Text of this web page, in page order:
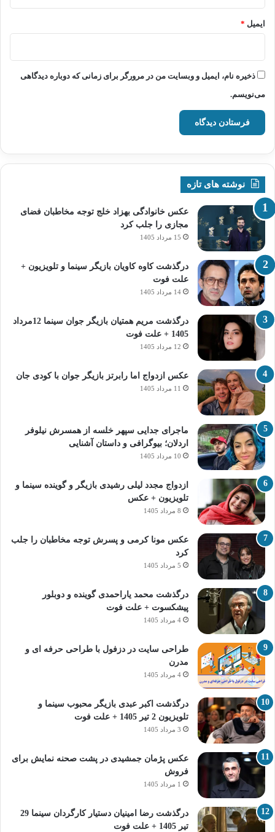
ایمیل *
ذخیره نام، ایمیل و وبسایت من در مرورگر برای زمانی که دوباره دیدگاهی
می‌نویسم.
نوشته های تازه
عکس خانوادگی بهزاد خلج توجه مخاطبان فضای
مجازی را جلب کرد
15 مرداد 1405
درگذشت کاوه کاویان بازیگر سینما و تلویزیون +
علت فوت
14 مرداد 1405
درگذشت مریم همتیان بازیگر جوان سینما 12مرداد
1405 + علت فوت
12 مرداد 1405
عکس ازدواج اما رابرتز بازیگر جوان با کودی جان
11 مرداد 1405
ماجرای جدایی سپهر خلسه از همسرش نیلوفر
اردلان؛ بیوگرافی و داستان آشنایی
10 مرداد 1405
ازدواج مجدد لیلی رشیدی بازیگر و گوینده سینما و
تلویزیون + عکس
8 مرداد 1405
عکس مونا کرمی و پسرش توجه مخاطبان را جلب
کرد
5 مرداد 1405
درگذشت محمد یاراحمدی گوینده و دوبلور
پیشکسوت + علت فوت
4 مرداد 1405
طراحی سایت در دزفول با طراحی حرفه‌ ای و
مدرن
4 مرداد 1405
درگذشت اکبر عبدی بازیگر محبوب سینما و
تلویزیون 2 تیر 1405 + علت فوت
3 مرداد 1405
عکس پژمان جمشیدی در پشت صحنه نمایش برای
فروش
1 مرداد 1405
درگذشت رضا امینیان دستیار کارگردان سینما 29
تیر 1405 + علت فوت